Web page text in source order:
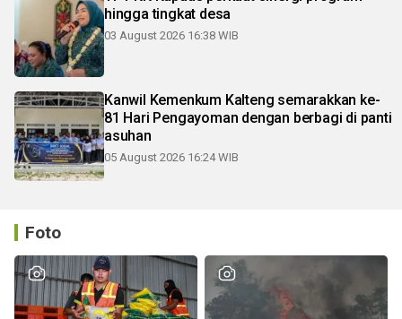
hingga tingkat desa
03 August 2026 16:38 WIB
Kanwil Kemenkum Kalteng semarakkan ke-
81 Hari Pengayoman dengan berbagi di panti
asuhan
05 August 2026 16:24 WIB
Foto